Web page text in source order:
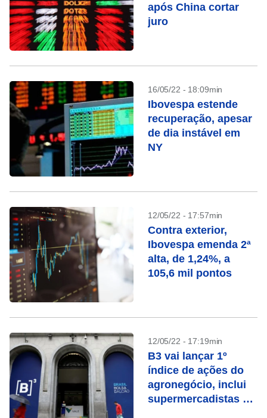
após China cortar
juro
16/05/22 - 18:09min
Ibovespa estende
recuperação, apesar
de dia instável em
NY
12/05/22 - 17:57min
Contra exterior,
Ibovespa emenda 2ª
alta, de 1,24%, a
105,6 mil pontos
12/05/22 - 17:19min
B3 vai lançar 1º
índice de ações do
agronegócio, inclui
supermercadistas e